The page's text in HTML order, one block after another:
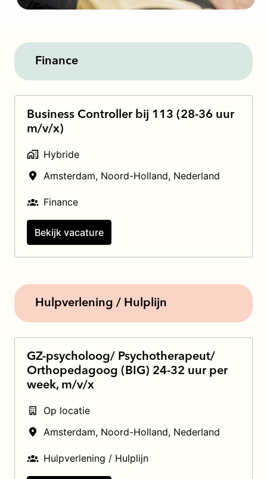
Finance
Business Controller bij 113 (28-36 uur
m/v/x)
Hybride
Amsterdam, Noord-Holland, Nederland
Finance
Bekijk vacature
Hulpverlening / Hulplijn
GZ-psycholoog/ Psychotherapeut/
Orthopedagoog (BIG) 24-32 uur per
week, m/v/x
Op locatie
Amsterdam, Noord-Holland, Nederland
Hulpverlening / Hulplijn